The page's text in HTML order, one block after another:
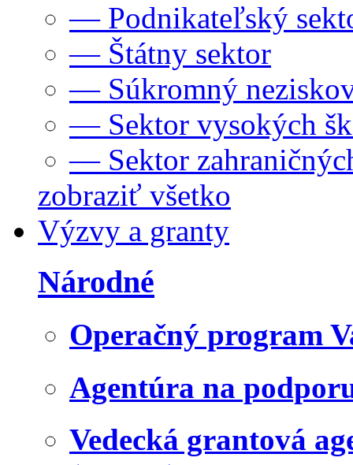
— Podnikateľský
— Štátny sektor
— Súkromný
— Sektor vysokých
— Sektor
zobraziť všetko
Výzvy a granty
Národné
Operačný program
Agentúra na
Vedecká grantová